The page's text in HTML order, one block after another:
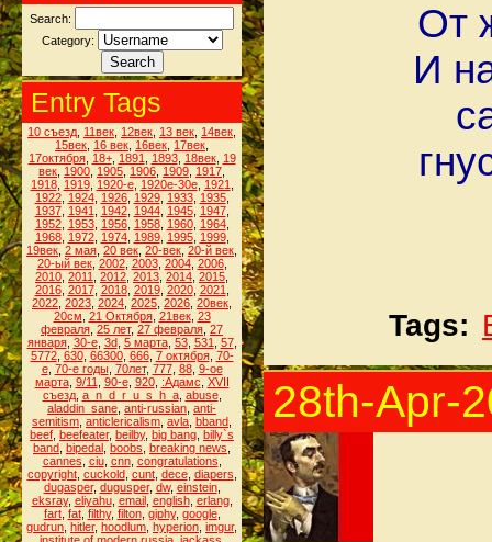
Search:
Category:
Entry Tags
10 съезд 11век 12век 13 век 14век
15век 16 век 16век 17век
17октября, 18+, 1891 1893, 18век, 19
век 1900 1905 1906 1909 1917
1918, 1919, 1920-е, 1920е-30е, 1921
1922, 1924, 1926, 1929, 1933, 1935,
1937, 1941 1942, 1944, 1945, 1947,
1952, 1953, 1956, 1958, 1960, 1964,
1968, 1972, 1974, 1989, 1995, 1999,
19век 2 мая 20 век 20-век 20-й век
20-ый век, 2002, 2003, 2004, 2006,
2010 2011 2012 2013 2014 2015
2016, 2017, 2018, 2019, 2020, 2021
2022 2023 2024 2025 2026 20век
20см 21 Октября, 21век, 23
февраля 25 лет, 27 февраля 27
января, 30-е, 3d, 5 марта, 53, 531 57,
5772, 630, 66300, 666, 7 октября, 70-
е, 70-е годы, 70лет, 777, 88, 9-ое
марта, 9/11 90-е, 920, :Адамс XVII
съезд, a_n_d_r_u_s_h_a, abuse,
aladdin_sane anti-russian anti-
semitism anticlericalism avla bband
beef beefeater, beilby, big bang billy`s
band bipedal boobs breaking news
cannes ciu, cnn, congratulations
copyright, cuckold, cunt, dece, diapers
dugasper, dugusper, dw, einstein,
eksray, eliyahu, email, english, erlang,
fart, fat, filthy, filton, giphy, google,
gudrun hitler, hoodlum hyperion imgur,
От
И
Tags:
28th-Apr-